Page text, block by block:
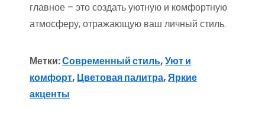
главное – это создать уютную и комфортную
атмосферу, отражающую ваш личный стиль.
Метки:Современный стиль,Уют и
комфорт, Цветовая палитра,Яркие
акценты